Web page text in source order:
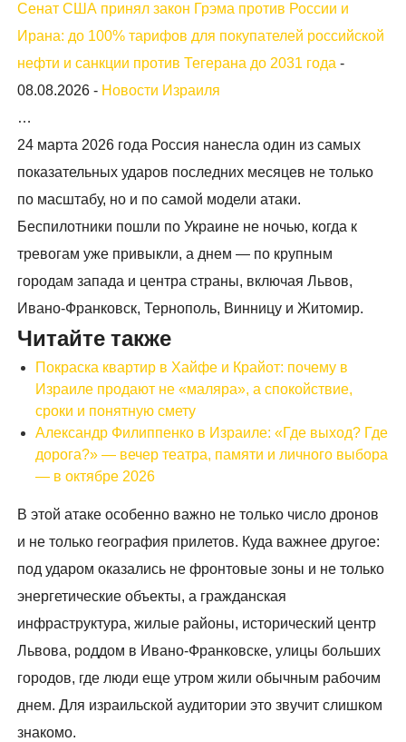
Сенат США принял закон Грэма против России и
Ирана: до 100% тарифов для покупателей российской
нефти и санкции против Тегерана до 2031 года -
08.08.2026 - Новости Израиля
…
24 марта 2026 года Россия нанесла один из самых
показательных ударов последних месяцев не только
по масштабу, но и по самой модели атаки.
Беспилотники пошли по Украине не ночью, когда к
тревогам уже привыкли, а днем — по крупным
городам запада и центра страны, включая Львов,
Ивано-Франковск, Тернополь, Винницу и Житомир.
Читайте также
Покраска квартир в Хайфе и Крайот: почему в
Израиле продают не «маляра», а спокойствие,
сроки и понятную смету
Александр Филиппенко в Израиле: «Где выход? Где
дорога?» — вечер театра, памяти и личного выбора
— в октябре 2026
В этой атаке особенно важно не только число дронов
и не только география прилетов. Куда важнее другое:
под ударом оказались не фронтовые зоны и не только
энергетические объекты, а гражданская
инфраструктура, жилые районы, исторический центр
Львова, роддом в Ивано-Франковске, улицы больших
городов, где люди еще утром жили обычным рабочим
днем. Для израильской аудитории это звучит слишком
знакомо.